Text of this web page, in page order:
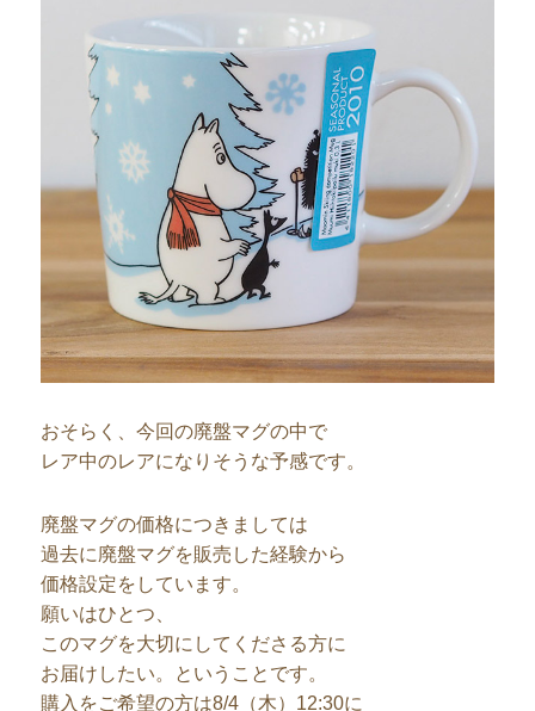
おそらく、今回の廃盤マグの中で
レア中のレアになりそうな予感です。
廃盤マグの価格につきましては
過去に廃盤マグを販売した経験から
価格設定をしています。
願いはひとつ、
このマグを大切にしてくださる方に
お届けしたい。ということです。
購入をご希望の方は8/4（木）12:30に